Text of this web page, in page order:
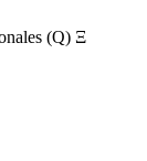
(Q) Ξ